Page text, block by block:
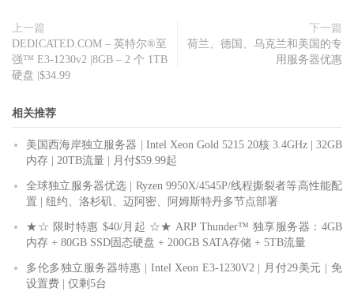
上一篇
DEDICATED.COM – 英特尔®至
强™ E3-1230v2 |8GB – 2 个 1TB
硬盘 |$34.99
下一篇
荷兰、德国、乌克兰和美国的专
用服务器优惠
相关推荐
美国西海岸独立服务器 | Intel Xeon Gold 5215 20核 3.4GHz | 32GB
内存 | 20TB流量 | 月付$59.99起
全球独立服务器优选 | Ryzen 9950X/4545P/线程撕裂者等高性能配
置 | 纽约、洛杉矶、迈阿密、阿姆斯特丹多节点部署
★☆ 限时特惠 $40/月起 ☆★ ARP Thunder™ 独享服务器：4GB
内存 + 80GB SSD固态硬盘 + 200GB SATA存储 + 5TB流量
多伦多独立服务器特惠 | Intel Xeon E3-1230V2 | 月付29美元 | 免
设置费 | 仅剩5台